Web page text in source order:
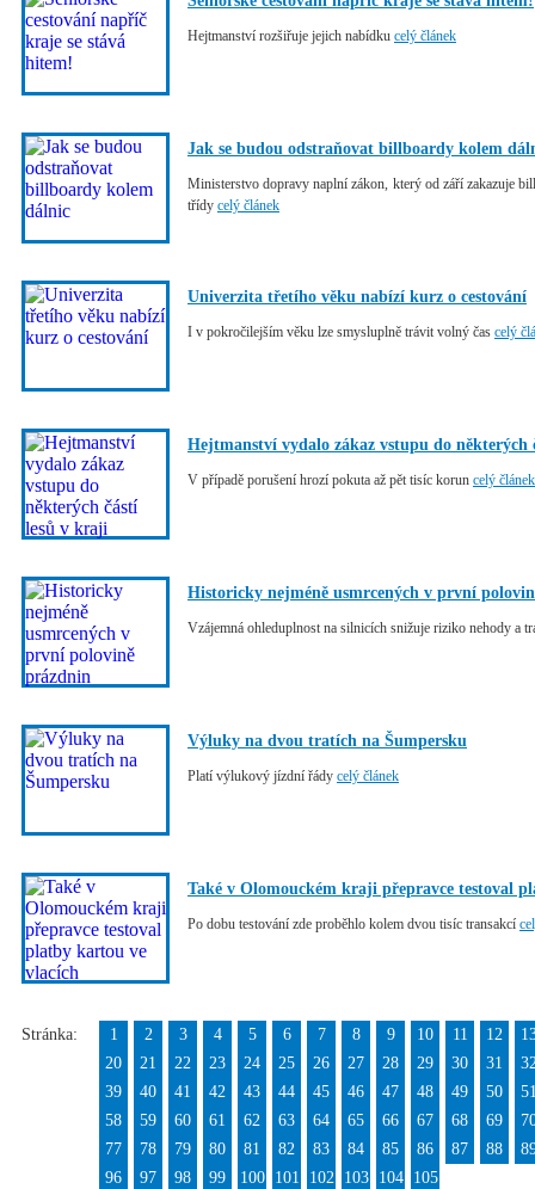
Hejtmanství rozšiřuje jejich nabídku celý článek
Jak se budou odstraňovat billboardy kolem
Ministerstvo dopravy naplní zákon, který od září zakazuje
třídy celý článek
Univerzita třetího věku nabízí kurz o cestování
I v pokročilejším věku lze smysluplně trávit volný čas celý
Hejtmanství vydalo zákaz vstupu do některých
V případě porušení hrozí pokuta až pět tisíc korun celý článek
Historicky nejméně usmrcených v první
Vzájemná ohleduplnost na silnicích snižuje riziko nehody a
Výluky na dvou tratích na Šumpersku
Platí výlukový jízdní řády celý článek
Také v Olomouckém kraji přepravce testoval
Po dobu testování zde proběhlo kolem dvou tisíc transakcí
Stránka: 1 2 3 4 5 6 7 8 9 10 11 12
20
21 22 23 24 25 26 27 28 29 30 31
39
40 41 42 43 44 45 46 47 48 49 50
58
59 60 61 62 63 64 65 66 67 68 69
77
78 79 80 81 82 83 84 85 86 87 88
96
97 98 99 100 101 102 103 104 105